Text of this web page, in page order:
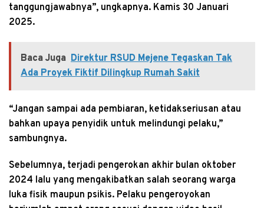
tanggungjawabnya”, ungkapnya. Kamis 30 Januari
2025.
Baca Juga Direktur RSUD Mejene Tegaskan Tak
Ada Proyek Fiktif Dilingkup Rumah Sakit
“Jangan sampai ada pembiaran, ketidakseriusan atau
bahkan upaya penyidik untuk melindungi pelaku,”
sambungnya.
Sebelumnya, terjadi pengerokan akhir bulan oktober
2024 lalu yang mengakibatkan salah seorang warga
luka fisik maupun psikis. Pelaku pengeroyokan